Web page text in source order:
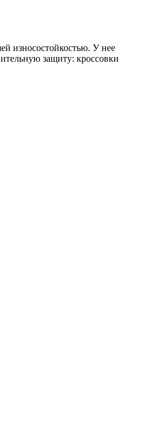
износостойкостью. У нее
защиту: кроссовки